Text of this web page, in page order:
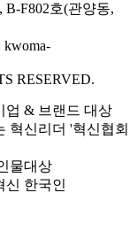
F802호(관양동,
RESERVED.
업 & 브랜드 대상
혁신리더 '혁신협회
물대상
신 한국인